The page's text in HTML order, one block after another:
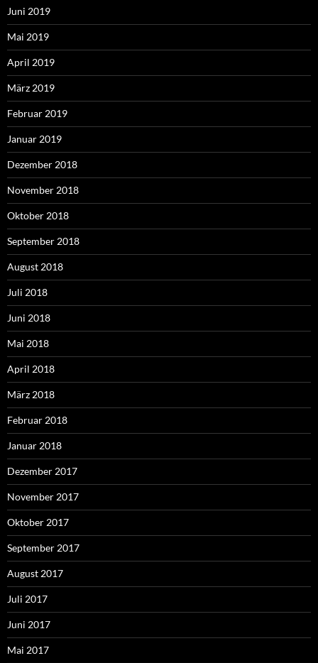
Juni 2019
Mai 2019
April 2019
März 2019
Februar 2019
Januar 2019
Dezember 2018
November 2018
Oktober 2018
September 2018
August 2018
Juli 2018
Juni 2018
Mai 2018
April 2018
März 2018
Februar 2018
Januar 2018
Dezember 2017
November 2017
Oktober 2017
September 2017
August 2017
Juli 2017
Juni 2017
Mai 2017